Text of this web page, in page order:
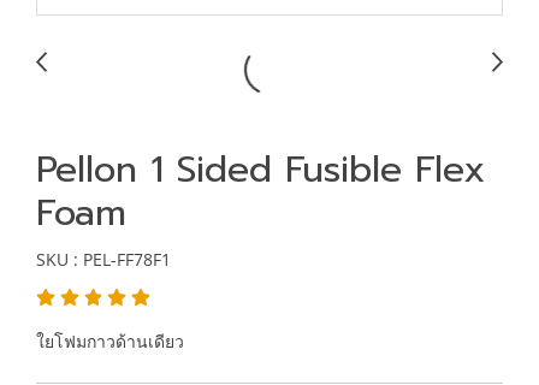
Pellon 1 Sided Fusible Flex
Foam
SKU : PEL-FF78F1
ใยโฟมกาวด้านเดียว